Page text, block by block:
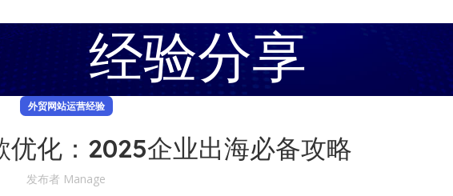
经验分享
外贸网站运营经验
优化：2025企业出海必备攻略
发布者 Manage